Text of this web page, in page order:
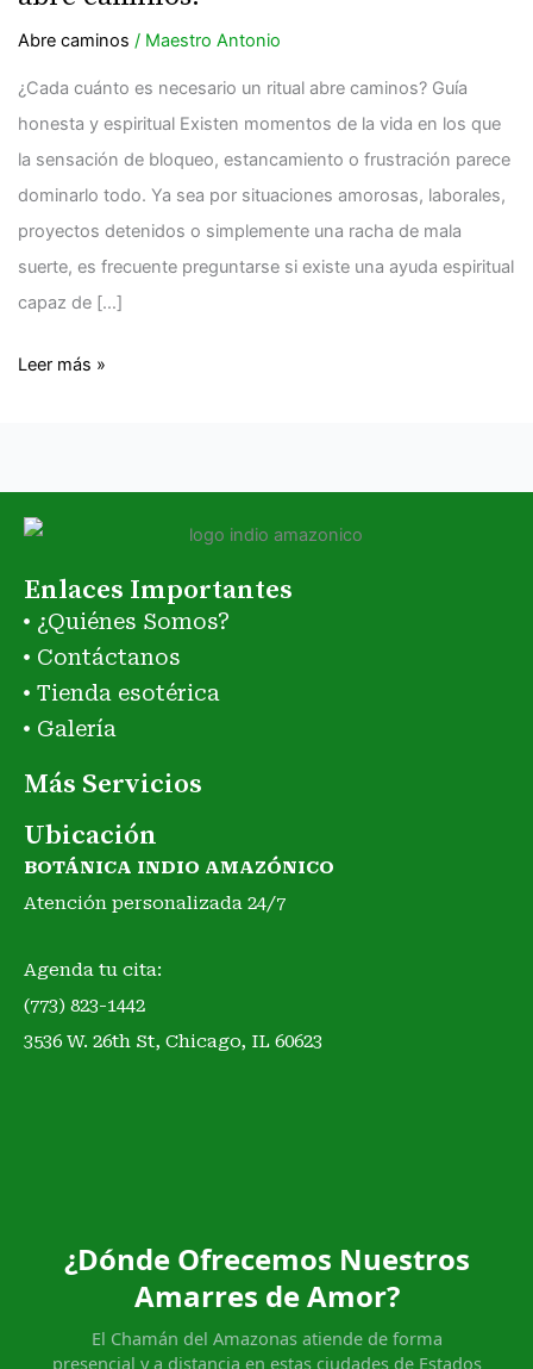
Abre caminos / Maestro Antonio
¿Cada cuánto es necesario un ritual abre caminos? Guía
honesta y espiritual Existen momentos de la vida en los que
la sensación de bloqueo, estancamiento o frustración parece
dominarlo todo. Ya sea por situaciones amorosas, laborales,
proyectos detenidos o simplemente una racha de mala
suerte, es frecuente preguntarse si existe una ayuda espiritual
capaz de […]
un
Leer más »
Enlaces Importantes
¿Quiénes Somos?
Contáctanos
Tienda esotérica
Galería
Más Servicios
Ubicación
BOTÁNICA INDIO AMAZÓNICO
Atención personalizada 24/7
Agenda tu cita:
(773) 823-1442
3536 W. 26th St, Chicago, IL 60623
¿Dónde Ofrecemos Nuestros
Amarres de Amor?
El Chamán del Amazonas atiende de forma
presencial y a distancia en estas ciudades de Estados